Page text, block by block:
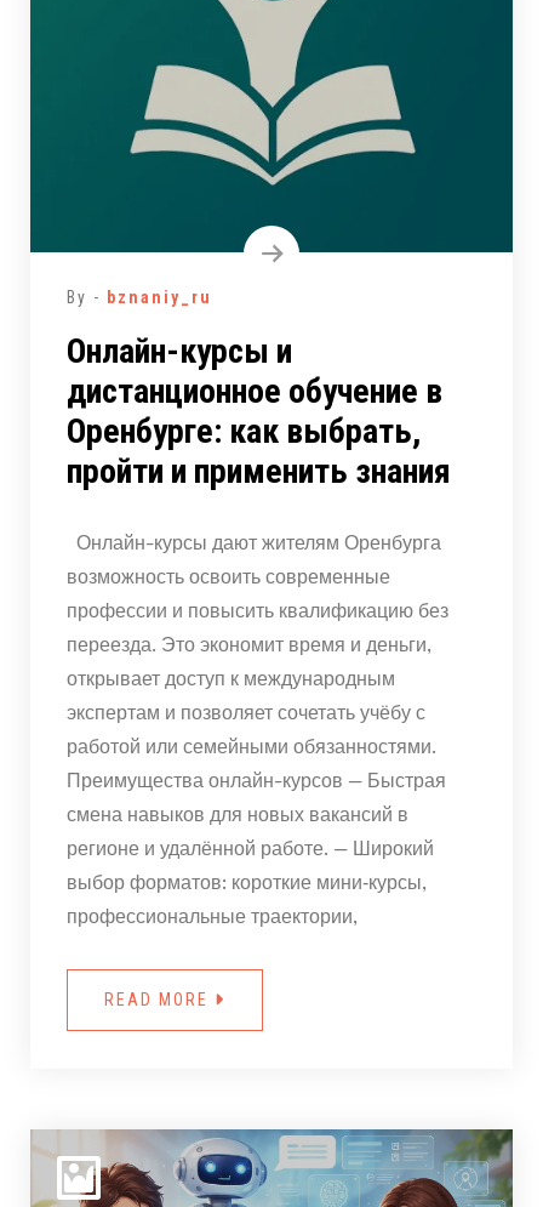
By - bznaniy_ru
Онлайн-курсы и
дистанционное обучение в
Оренбурге: как выбрать,
пройти и применить знания
Онлайн-курсы дают жителям Оренбурга
возможность освоить современные
профессии и повысить квалификацию без
переезда. Это экономит время и деньги,
открывает доступ к международным
экспертам и позволяет сочетать учёбу с
работой или семейными обязанностями.
Преимущества онлайн-курсов — Быстрая
смена навыков для новых вакансий в
регионе и удалённой работе. — Широкий
выбор форматов: короткие мини‑курсы,
профессиональные траектории,
READ MORE